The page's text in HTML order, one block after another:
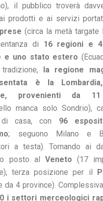
il pubblico troverà
prodotti e ai servizi
(circa la metà targate
di 16 regioni e
e uno stato estero
la regione
è la
provenienti da
manca solo Sondrio),
di casa, con 96
; seguono Milano e
a testa). Tornando ai
posto al Veneto (17
terza posizione per il
da 4 province).
i settori merceologici